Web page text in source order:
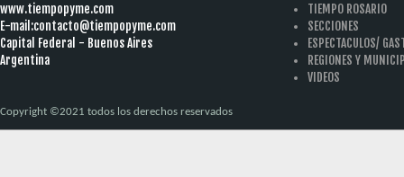
www.tiempopyme.com
E-mail:contacto@tiempopyme.com
Capital Federal - Buenos Aires
Argentina
TIEMPO ROSARIO
SECCIONES
ESPECTACULOS/
REGIONES Y
VIDEOS
Copyright ©2021 todos los derechos reservados